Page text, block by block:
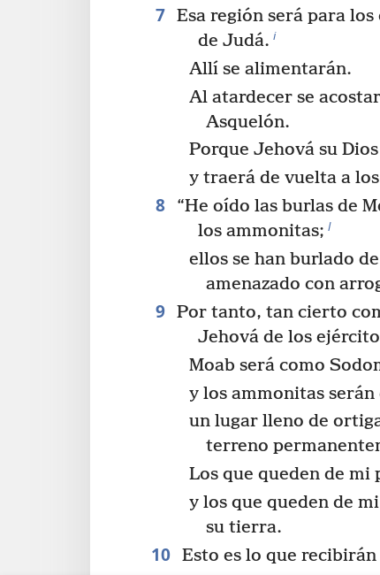
7 Esa región será para
de Judá. i
Allí se alimentarán.
Al atardecer se
Asquelón.
Porque Jehová su
y traerá de vuelta a
8 “He oído las burlas de
los ammonitas; l
ellos se han burlado
amenazado con
9 Por tanto, tan cierto
Jehová de los
Moab será como
y los ammonitas
un lugar lleno de
terreno
Los que queden de mi
y los que queden de
su tierra.
10 Esto es lo que